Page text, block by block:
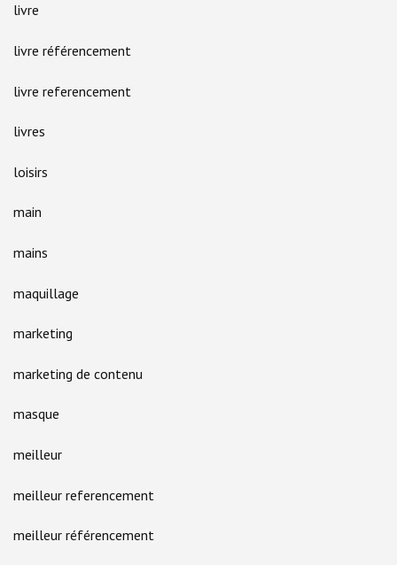
livre
livre référencement
livre referencement
livres
loisirs
main
mains
maquillage
marketing
marketing de contenu
masque
meilleur
meilleur referencement
meilleur référencement